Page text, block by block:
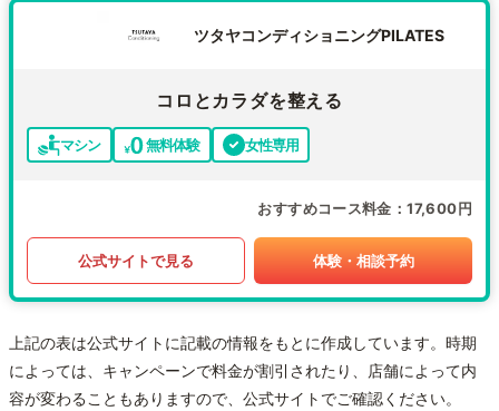
ツタヤコンディショニングPILATES
コロとカラダを整える
マシン 無料体験 女性専用
おすすめコース料金 17,600円
公式サイトで見る 体験・相談予約
上記の表は公式サイトに記載の情報をもとに作成しています。時期
によっては、キャンペーンで料金が割引されたり、店舗によって内
容が変わることもありますので、公式サイトでご確認ください。